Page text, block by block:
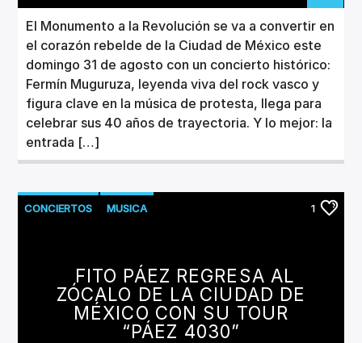
El Monumento a la Revolución se va a convertir en
el corazón rebelde de la Ciudad de México este
domingo 31 de agosto con un concierto histórico:
Fermín Muguruza, leyenda viva del rock vasco y
figura clave en la música de protesta, llega para
celebrar sus 40 años de trayectoria. Y lo mejor: la
entrada […]
CONCIERTOS MUSICA 1
FITO PÁEZ REGRESA AL
ZÓCALO DE LA CIUDAD DE
MÉXICO CON SU TOUR
“PÁEZ 4030”